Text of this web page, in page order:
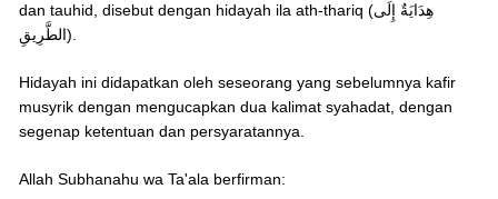
dan tauhid, disebut dengan hidayah ila ath-thariq (هِدَايَةٌ إِلَى
الطَّرِيقِ).
Hidayah ini didapatkan oleh seseorang yang sebelumnya kafir
musyrik dengan mengucapkan dua kalimat syahadat, dengan
segenap ketentuan dan persyaratannya.
Allah Subhanahu wa Ta'ala berfirman: